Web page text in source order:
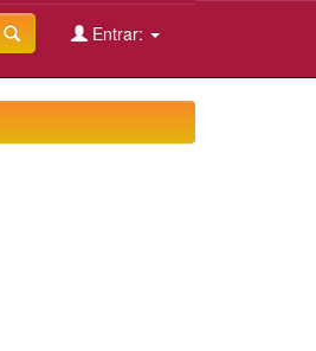
Entrar: